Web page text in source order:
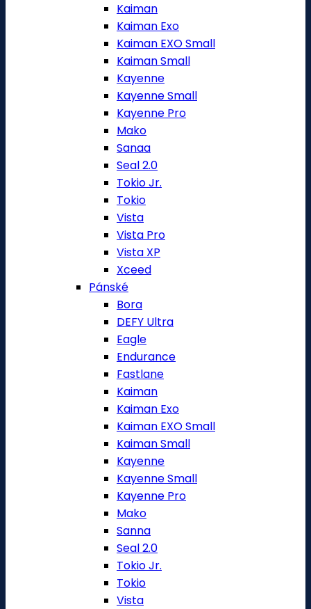
Kaiman
Kaiman Exo
Kaiman EXO Small
Kaiman Small
Kayenne
Kayenne Small
Kayenne Pro
Mako
Sanaa
Seal 2.0
Tokio Jr.
Tokio
Vista
Vista Pro
Vista XP
Xceed
Pánské
Bora
DEFY Ultra
Eagle
Endurance
Fastlane
Kaiman
Kaiman Exo
Kaiman EXO Small
Kaiman Small
Kayenne
Kayenne Small
Kayenne Pro
Mako
Sanna
Seal 2.0
Tokio Jr.
Tokio
Vista